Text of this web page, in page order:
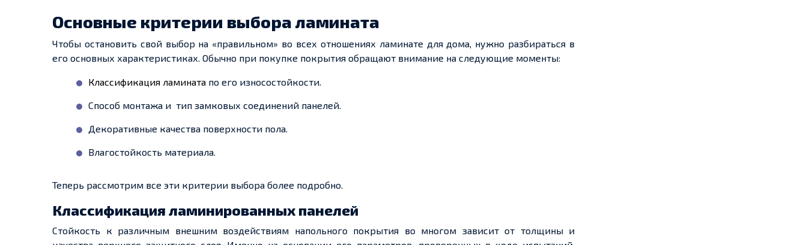
Основные критерии выбора ламината
Чтобы остановить свой выбор на «правильном» во всех отношениях ламинате для дома, нужно разбираться в
его основных характеристиках. Обычно при покупке покрытия обращают внимание на следующие моменты:
Классификация ламината по его износостойкости.
Способ монтажа и тип замковых соединений панелей.
Декоративные качества поверхности пола.
Влагостойкость материала.
Теперь рассмотрим все эти критерии выбора более подробно.
Классификация ламинированных панелей
Стойкость к различным внешним воздействиям напольного покрытия во многом зависит от толщины и